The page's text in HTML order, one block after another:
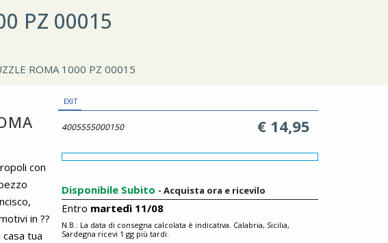
PZ 00015
ROMA 1000 PZ 00015
con
in ??
tua
EXIT
€ 14,95
4005555000150
Disponibile Subito - Acquista ora e ricevilo
Entro martedì 11/08
N.B.: La data di consegna calcolata è indicativa. Calabria, Sicilia,
Sardegna ricevi 1 gg più tardi.